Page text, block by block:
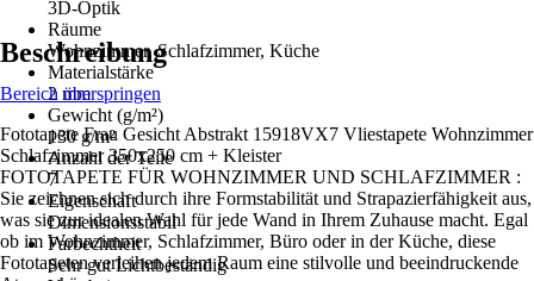
3D-Optik
Räume
Wohnzimmer, Schlafzimmer, Küche
Materialstärke
2 mm
Gewicht (g/m²)
130 g/m²
Anzahl der Teile
7
Eigenschaft
Dimensionsstabil
Farbechtheit
Sehr gut Lichtbeständig
Beschreibung
Bereich überspringen
Fototapete Frau Gesicht Abstrakt 15918VX7 Vliestapete Wohnzimmer
Schlafzimmer 350x250 cm + Kleister
FOTOTAPETE FÜR WOHNZIMMER UND SCHLAFZIMMER :
Sie zeichnen sich durch ihre Formstabilität und Strapazierfähigkeit aus,
was sie zur idealen Wahl für jede Wand in Ihrem Zuhause macht. Egal
ob im Wohnzimmer, Schlafzimmer, Büro oder in der Küche, diese
Fototapeten verleihen jedem Raum eine stilvolle und beeindruckende